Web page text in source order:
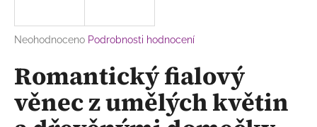
Průměrné
produktu
je
z
Neohodnoceno Podrobnosti hodnocení
Romantický fialový
věnec z umělých květin
j
t
?